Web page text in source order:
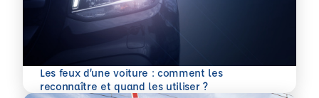
Les feux d’une voiture : comment les
reconnaître et quand les utiliser ?
En savoir plus